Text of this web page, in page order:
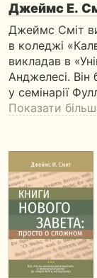
Джеймс Е.
Джеймс Сміт
в коледжі
викладав в
Анджелесі.
у семінарії
Показати